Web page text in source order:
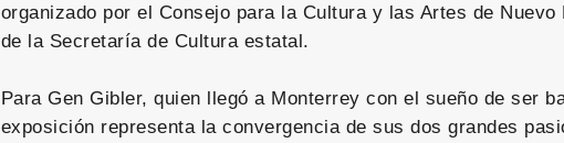
organizado por el Consejo para la Cultura y las Artes de Nuevo
de la Secretaría de Cultura estatal.
Para Gen Gibler, quien llegó a Monterrey con el sueño de ser
exposición representa la convergencia de sus dos grandes